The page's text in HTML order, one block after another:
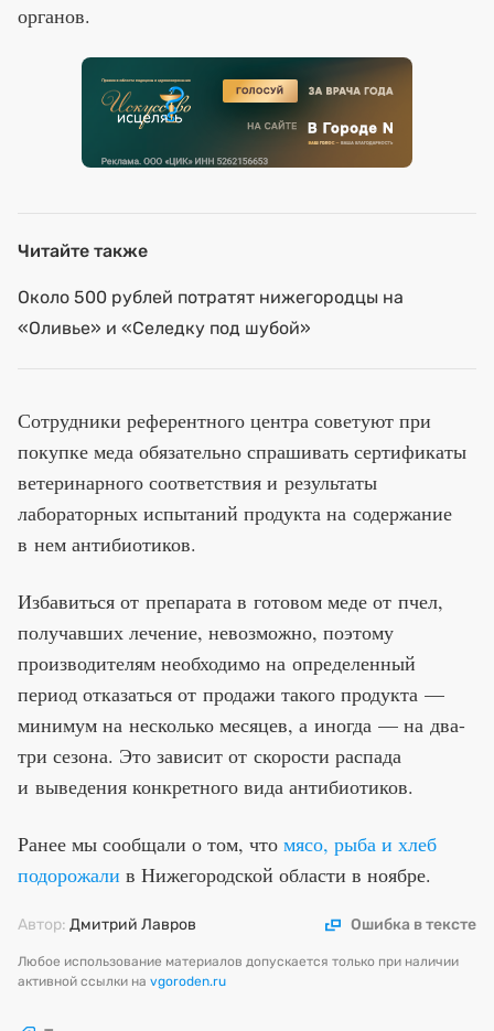
органов.
Читайте также
Около 500 рублей потратят нижегородцы на
«Оливье» и «Селедку под шубой»
Сотрудники референтного центра советуют при
покупке меда обязательно спрашивать сертификаты
ветеринарного соответствия и результаты
лабораторных испытаний продукта на содержание
в нем антибиотиков.
Избавиться от препарата в готовом меде от пчел,
получавших лечение, невозможно, поэтому
производителям необходимо на определенный
период отказаться от продажи такого продукта —
минимум на несколько месяцев, а иногда — на два-
три сезона. Это зависит от скорости распада
и выведения конкретного вида антибиотиков.
Ранее мы сообщали о том, что мясо, рыба и хлеб
подорожали в Нижегородской области в ноябре.
Автор: Дмитрий Лавров Ошибка в тексте
Любое использование материалов допускается только при наличии
активной ссылки на vgoroden.ru